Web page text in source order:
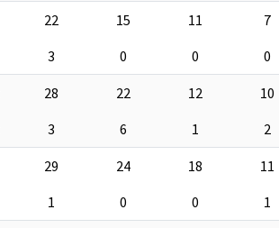
22 15 11 7
3 0 0 0
28 22 12 10
3 6 1 2
29 24 18 11
1 0 0 1